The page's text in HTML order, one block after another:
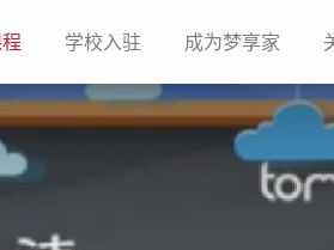
(current)学校入驻(current)成为梦享家